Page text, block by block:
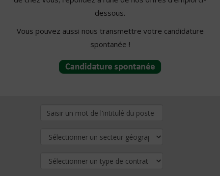
dessous.
Vous pouvez aussi nous transmettre votre candidature
spontanée !